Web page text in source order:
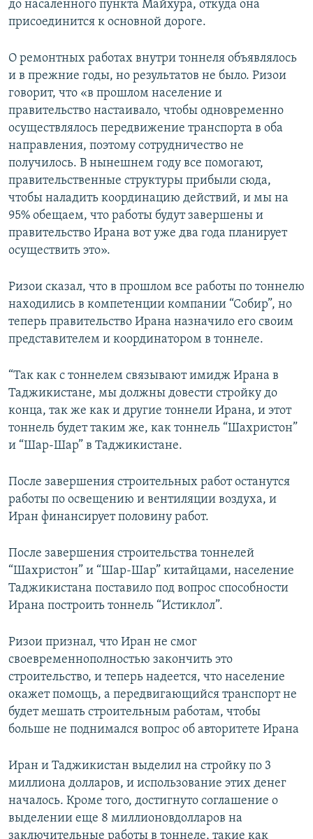
до насаленного пункта Майхура, откуда она
присоединится к основной дороге.
О ремонтных работах внутри тоннеля объявлялось
и в прежние годы, но результатов не было. Ризои
говорит, что «в прошлом население и
правительство настаивало, чтобы одновременно
осуществлялось передвижение транспорта в оба
направления, поэтому сотрудничество не
получилось. В нынешнем году все помогают,
правительственные структуры прибыли сюда,
чтобы наладить координацию действий, и мы на
95% обещаем, что работы будут завершены и
правительство Ирана вот уже два года планирует
осуществить это».
Ризои сказал, что в прошлом все работы по тоннелю
находились в компетенции компании “Собир”, но
теперь правительство Ирана назначило его своим
представителем и координатором в тоннеле.
“Так как с тоннелем связывают имидж Ирана в
Таджикистане, мы должны довести стройку до
конца, так же как и другие тоннели Ирана, и этот
тоннель будет таким же, как тоннель “Шахристон”
и “Шар-Шар” в Таджикистане.
После завершения строительных работ останутся
работы по освещению и вентиляции воздуха, и
Иран финансирует половину работ.
После завершения строительства тоннелей
“Шахристон” и “Шар-Шар” китайцами, население
Таджикистана поставило под вопрос способности
Ирана построить тоннель “Истиклол”.
Ризои признал, что Иран не смог
своевременнополностью закончить это
строительство, и теперь надеется, что население
окажет помощь, а передвигающийся транспорт не
будет мешать строительным работам, чтобы
больше не поднимался вопрос об авторитете Ирана
Иран и Таджикистан выделил на стройку по 3
миллиона долларов, и использование этих денег
началось. Кроме того, достигнуто соглашение о
выделении еще 8 миллионовдолларов на
заключительные работы в тоннеле, такие как